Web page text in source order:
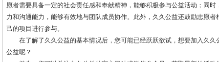
愿者需要具备一定的社会责任感和奉献精神，能够积极参与公益活动；同
力和沟通能力，能够有效地与团队成员协作。此外，久久公益还鼓励志愿
己的项目进行参与。
在了解了久久公益的基本情况后，您可能已经跃跃欲试，想要加入久
公益呢？